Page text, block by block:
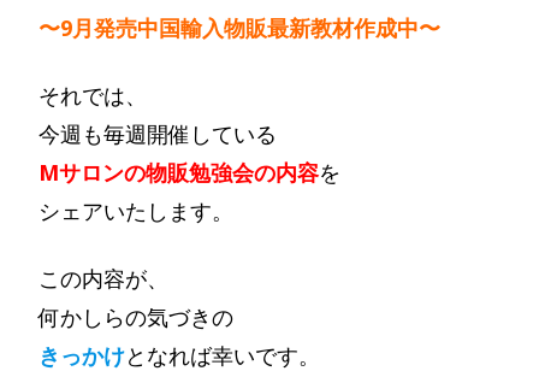
〜9月発売中国輸入物販最新教材作成中〜
それでは、
今週も毎週開催している
Mサロンの物販勉強会の内容を
シェアいたします。
この内容が、
何かしらの気づきの
きっかけとなれば幸いです。